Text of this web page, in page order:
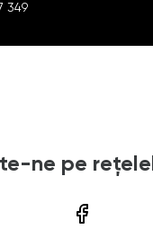
349
ne pe